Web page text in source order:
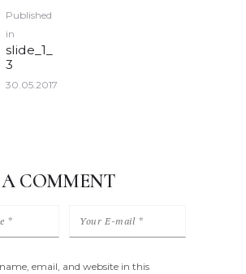
Published
in
post:
slide_1_
3
30.05.2017
A COMMENT
email, and website in this